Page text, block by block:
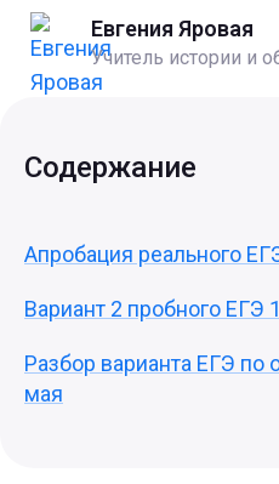
Евгения Яровая
Учитель истории и
Содержание
Апробация реального
Вариант 2 пробного ЕГЭ
Разбор варианта ЕГЭ
мая